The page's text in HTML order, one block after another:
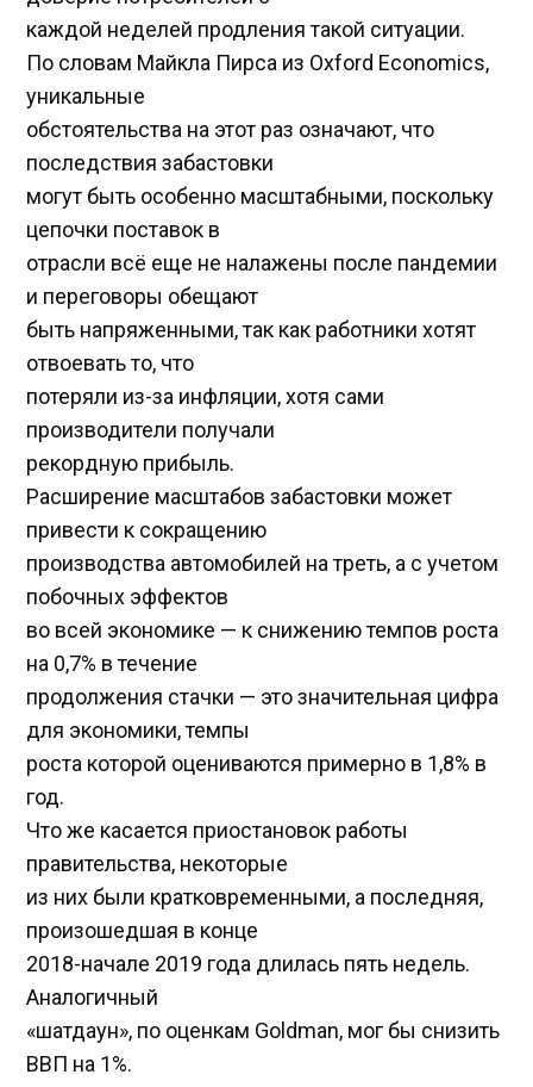
каждой неделей продления такой ситуации.
По словам Майкла Пирса из Oxford Economics,
уникальные
обстоятельства на этот раз означают, что
последствия забастовки
могут быть особенно масштабными, поскольку
цепочки поставок в
отрасли всё еще не налажены после пандемии
и переговоры обещают
быть напряженными, так как работники хотят
отвоевать то, что
потеряли из-за инфляции, хотя сами
производители получали
рекордную прибыль.
Расширение масштабов забастовки может
привести к сокращению
производства автомобилей на треть, а с учетом
побочных эффектов
во всей экономике — к снижению темпов роста
на 0,7% в течение
продолжения стачки — это значительная цифра
для экономики, темпы
роста которой оцениваются примерно в 1,8% в
год.
Что же касается приостановок работы
правительства, некоторые
из них были кратковременными, а последняя,
произошедшая в конце
2018-начале 2019 года длилась пять недель.
Аналогичный
«шатдаун», по оценкам Goldman, мог бы снизить
ВВП на 1%.